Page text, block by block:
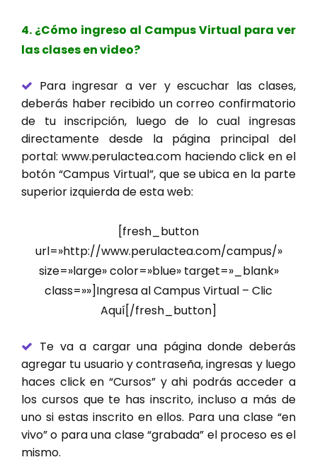
4. ¿Cómo ingreso al Campus Virtual para ver
las clases en video?
Para ingresar a ver y escuchar las clases,
deberás haber recibido un correo confirmatorio
de tu inscripción, luego de lo cual ingresas
directamente desde la página principal del
portal: www.perulactea.com haciendo click en el
botón “Campus Virtual”, que se ubica en la parte
superior izquierda de esta web:
[fresh_button
url=»http://www.perulactea.com/campus/»
size=»large» color=»blue» target=»_blank»
class=»»]Ingresa al Campus Virtual – Clic
Aquí[/fresh_button]
Te va a cargar una página donde deberás
agregar tu usuario y contraseña, ingresas y luego
haces click en “Cursos” y ahi podrás acceder a
los cursos que te has inscrito, incluso a más de
uno si estas inscrito en ellos. Para una clase “en
vivo” o para una clase “grabada” el proceso es el
mismo.